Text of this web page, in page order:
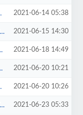
2021-06-14 05:38
2021-06-15 14:30
2021-06-18 14:49
2021-06-20 10:21
2021-06-20 10:26
2021-06-23 05:33